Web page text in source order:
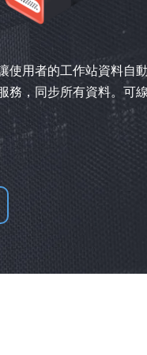
使用者的工作站資料自
務，同步所有資料。可